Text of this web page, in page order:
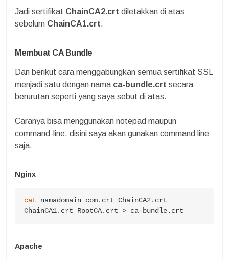
Jadi sertifikat ChainCA2.crt diletakkan di atas
sebelum ChainCA1.crt.
Membuat CA Bundle
Dan berikut cara menggabungkan semua sertifikat SSL
menjadi satu dengan nama ca-bundle.crt secara
berurutan seperti yang saya sebut di atas.
Caranya bisa menggunakan notepad maupun
command-line, disini saya akan gunakan command line
saja.
Nginx
cat namadomain_com.crt ChainCA2.crt
ChainCA1.crt RootCA.crt > ca-bundle.crt
Apache